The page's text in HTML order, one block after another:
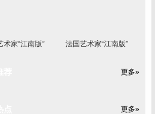
术家“江南版” 法国艺术家“江南版”
更多»
更多»